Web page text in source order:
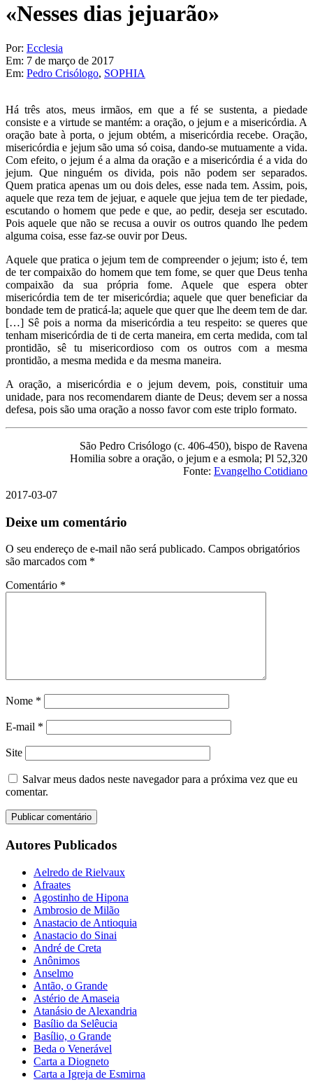
«Nesses dias jejuarão»
Por: Ecclesia
Em: 7 de março de 2017
Em: Pedro Crisólogo, SOPHIA
Há três atos, meus irmãos, em que a fé se sustenta, a piedade
consiste e a virtude se mantém: a oração, o jejum e a misericórdia. A
oração bate à porta, o jejum obtém, a misericórdia recebe. Oração,
misericórdia e jejum são uma só coisa, dando-se mutuamente a vida.
Com efeito, o jejum é a alma da oração e a misericórdia é a vida do
jejum. Que ninguém os divida, pois não podem ser separados.
Quem pratica apenas um ou dois deles, esse nada tem. Assim, pois,
aquele que reza tem de jejuar, e aquele que jejua tem de ter piedade,
escutando o homem que pede e que, ao pedir, deseja ser escutado.
Pois aquele que não se recusa a ouvir os outros quando lhe pedem
alguma coisa, esse faz-se ouvir por Deus.
Aquele que pratica o jejum tem de compreender o jejum; isto é, tem
de ter compaixão do homem que tem fome, se quer que Deus tenha
compaixão da sua própria fome. Aquele que espera obter
misericórdia tem de ter misericórdia; aquele que quer beneficiar da
bondade tem de praticá-la; aquele que quer que lhe deem tem de dar.
[…] Sê pois a norma da misericórdia a teu respeito: se queres que
tenham misericórdia de ti de certa maneira, em certa medida, com tal
prontidão, sê tu misericordioso com os outros com a mesma
prontidão, a mesma medida e da mesma maneira.
A oração, a misericórdia e o jejum devem, pois, constituir uma
unidade, para nos recomendarem diante de Deus; devem ser a nossa
defesa, pois são uma oração a nosso favor com este triplo formato.
São Pedro Crisólogo (c. 406-450), bispo de Ravena
Homilia sobre a oração, o jejum e a esmola; Pl 52,320
Fonte: Evangelho Cotidiano
2017-03-07
Deixe um comentário
O seu endereço de e-mail não será publicado. Campos obrigatórios
são marcados com *
Comentário *
Nome *
E-mail *
Site
Salvar meus dados neste navegador para a próxima vez que eu
comentar.
Autores Publicados
Aelredo de Rielvaux
Afraates
Agostinho de Hipona
Ambrosio de Milão
Anastacio de Antioquia
Anastacio do Sinai
André de Creta
Anônimos
Anselmo
Antão, o Grande
Astério de Amaseia
Atanásio de Alexandria
Basílio da Selêucia
Basílio, o Grande
Beda o Venerável
Carta a Diogneto
Carta a Igreja de Esmirna